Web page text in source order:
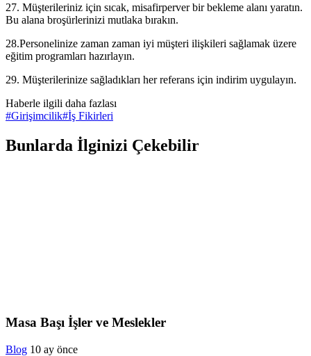
27. Müşterileriniz için sıcak, misafirperver bir bekleme alanı yaratın.
Bu alana broşürlerinizi mutlaka bırakın.
28.Personelinize zaman zaman iyi müşteri ilişkileri sağlamak üzere
eğitim programları hazırlayın.
29. Müşterilerinize sağladıkları her referans için indirim uygulayın.
Haberle ilgili daha fazlası
#Girişimcilik#İş Fikirleri
Bunlarda İlginizi Çekebilir
Masa Başı İşler ve Meslekler
Blog 10 ay önce